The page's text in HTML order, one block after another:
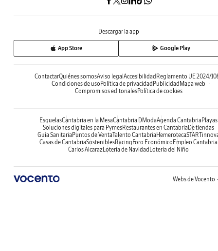
Descargar la app
App Store Google Play
ContactarQuiénes somosAviso legalAccesibilidadReglamento UE 2024/
Condiciones de usoPolítica de privacidadPublicidadMapa web
Compromisos editorialesPolítica de cookies
EsquelasCantabria en la MesaCantabria DModaAgenda CantabriaPlayas
Soluciones digitales para PymesRestaurantes en CantabriaDe tiendas
Guía SanitariaPuntos de VentaTalento CantabriaHemeroteca
Casas de CantabriaSosteniblesRacingForo EconómicoEmpleo Cantabria
Carlos AlcarazLotería de NavidadLotería del Niño
Webs de Vocento